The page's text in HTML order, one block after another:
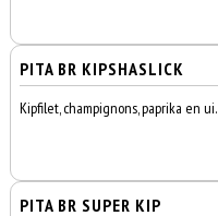
PITA BR KIPSHASLICK
Kipfilet, champignons, paprika en ui.
PITA BR SUPER KIP